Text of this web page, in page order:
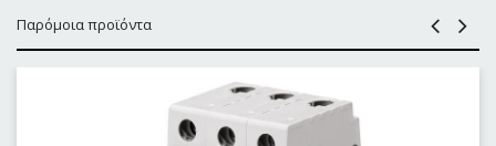
Παρόμοια προϊόντα